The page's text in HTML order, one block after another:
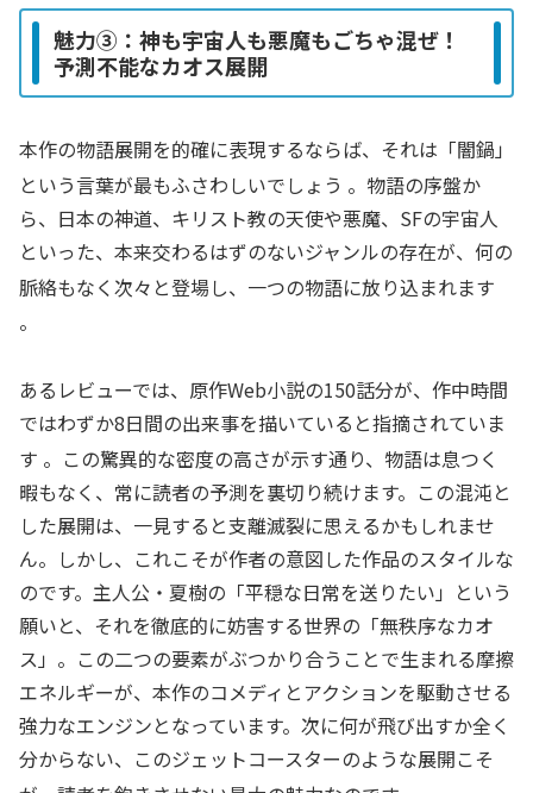
魅力③：神も宇宙人も悪魔もごちゃ混ぜ！
予測不能なカオス展開
本作の物語展開を的確に表現するならば、それは「闇鍋」
という言葉が最もふさわしいでしょう 。物語の序盤か
ら、日本の神道、キリスト教の天使や悪魔、SFの宇宙人
といった、本来交わるはずのないジャンルの存在が、何の
脈絡もなく次々と登場し、一つの物語に放り込まれます
。
あるレビューでは、原作Web小説の150話分が、作中時間
ではわずか8日間の出来事を描いていると指摘されていま
す 。この驚異的な密度の高さが示す通り、物語は息つく
暇もなく、常に読者の予測を裏切り続けます。この混沌と
した展開は、一見すると支離滅裂に思えるかもしれませ
ん。しかし、これこそが作者の意図した作品のスタイルな
のです。主人公・夏樹の「平穏な日常を送りたい」という
願いと、それを徹底的に妨害する世界の「無秩序なカオ
ス」。この二つの要素がぶつかり合うことで生まれる摩擦
エネルギーが、本作のコメディとアクションを駆動させる
強力なエンジンとなっています。次に何が飛び出すか全く
分からない、このジェットコースターのような展開こそ